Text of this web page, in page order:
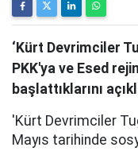
‘Kürt Devrimciler
PKK'ya ve Esed
başlattıklarını
'Kürt Devrimciler
Mayıs tarihinde